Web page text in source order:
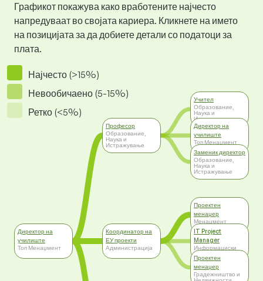
Графикот покажува како вработените најчесто
напредуваат во својата кариера. Кликнете на името
на позицијата за да добиете детали со податоци за
плата.
Најчесто (>15%)
Невообичаено (5-15%)
Ретко (<5%)
Директор на
училиште
Топ Менаџмент
Професор
Образование,
Наука и
Истражување
Координатор на
ЕУ проекти
Администрација
Учител
Образование,
Наука и
Истражување
Директор на
училиште
Топ Менаџмент
Заменик директор
Образование,
Наука и
Истражување
Проектен
менаџер
Менаџмент
IT Project
Manager
Информациски
Технологии
Проектен
менаџер
Градежништво и